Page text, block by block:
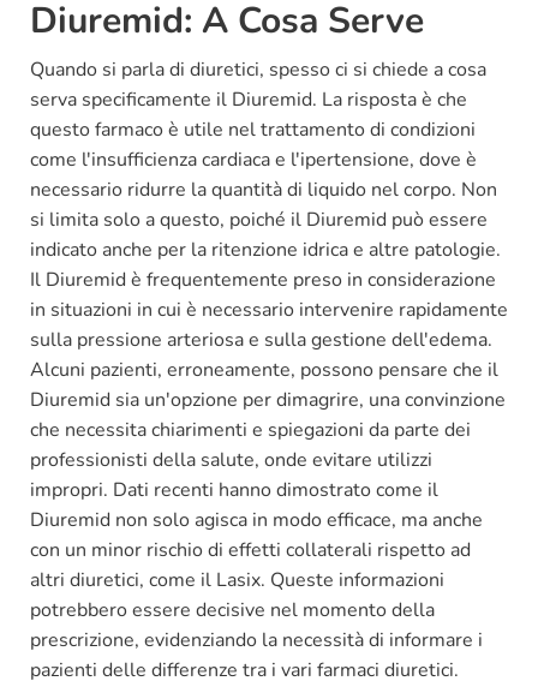
Diuremid: A Cosa Serve
Quando si parla di diuretici, spesso ci si chiede a cosa
serva specificamente il Diuremid. La risposta è che
questo farmaco è utile nel trattamento di condizioni
come l'insufficienza cardiaca e l'ipertensione, dove è
necessario ridurre la quantità di liquido nel corpo. Non
si limita solo a questo, poiché il Diuremid può essere
indicato anche per la ritenzione idrica e altre patologie.
Il Diuremid è frequentemente preso in considerazione
in situazioni in cui è necessario intervenire rapidamente
sulla pressione arteriosa e sulla gestione dell'edema.
Alcuni pazienti, erroneamente, possono pensare che il
Diuremid sia un'opzione per dimagrire, una convinzione
che necessita chiarimenti e spiegazioni da parte dei
professionisti della salute, onde evitare utilizzi
impropri. Dati recenti hanno dimostrato come il
Diuremid non solo agisca in modo efficace, ma anche
con un minor rischio di effetti collaterali rispetto ad
altri diuretici, come il Lasix. Queste informazioni
potrebbero essere decisive nel momento della
prescrizione, evidenziando la necessità di informare i
pazienti delle differenze tra i vari farmaci diuretici.